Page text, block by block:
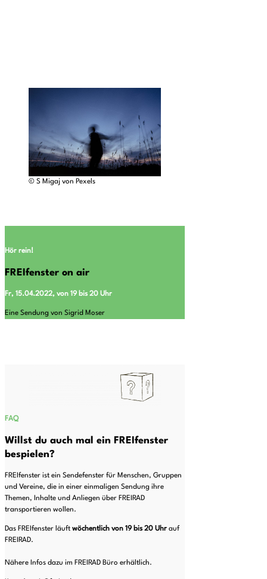
© S Migaj von Pexels
Hör rein!
FREIfenster on air
Fr, 15.04.2022, von 19 bis 20 Uhr
Eine Sendung von Sigrid Moser
FAQ
Willst du auch mal ein FREIfenster
bespielen?
FREIfenster ist ein Sendefenster für Menschen, Gruppen
und Vereine, die in einer einmaligen Sendung ihre
Themen, Inhalte und Anliegen über FREIRAD
transportieren wollen.
Das FREIfenster läuft wöchentlich von 19 bis 20 Uhr auf
FREIRAD.
Nähere Infos dazu im FREIRAD Büro erhältlich.